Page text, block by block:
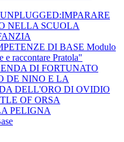
NELLA SCUOLA
DI BASE Modulo
e raccontare Pratola"
DI FORTUNATO
DE NINO E LA
DELL'ORO DI OVIDIO
OF ORSA
PELIGNA